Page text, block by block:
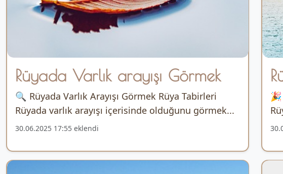
Rüyada Varlık arayışı Görmek
🔍 Rüyada Varlık Arayışı Görmek Rüya Tabirleri
Rüyada varlık arayışı içerisinde olduğunu görmek...
30.06.2025 17:55 eklendi
🎉